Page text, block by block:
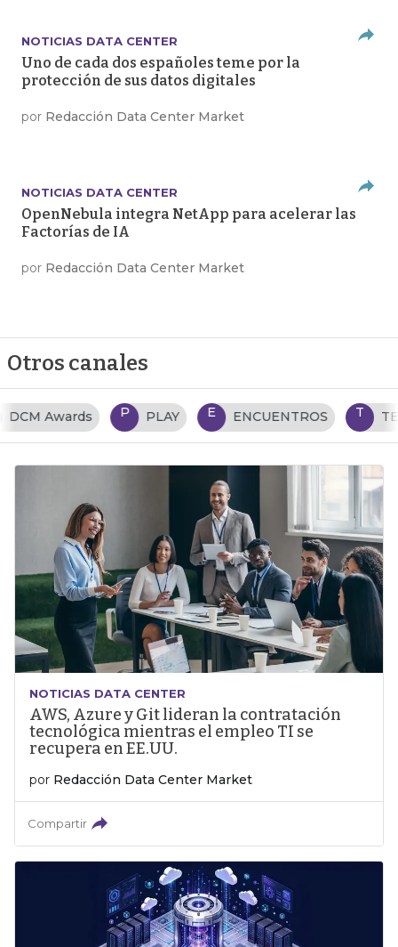
NOTICIAS DATA CENTER
Uno de cada dos españoles teme por la
protección de sus datos digitales
por Redacción Data Center Market
NOTICIAS DATA CENTER
OpenNebula integra NetApp para acelerar las
Factorías de IA
por Redacción Data Center Market
Otros canales
P PLAY E ENCUENTROS T TENDENCIAS TI
NOTICIAS DATA CENTER
AWS, Azure y Git lideran la contratación
tecnológica mientras el empleo TI se
recupera en EE.UU.
por Redacción Data Center Market
Compartir